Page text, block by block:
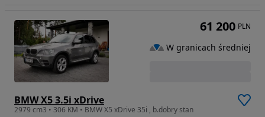
BMW X5 3.5i xDrive
2979 cm3 • 306 KM • BMW X5 xDrive 35i , b.dobry stan
61 200 PLN
W granicach średniej